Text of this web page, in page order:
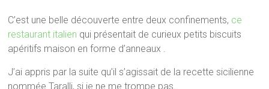
C’est une belle découverte entre deux confinements, ce
restaurant italien qui présentait de curieux petits biscuits
apéritifs maison en forme d’anneaux .
J’ai appris par la suite qu’il s’agissait de la recette sicilienne
nommée Taralli, si je ne me trompe pas.